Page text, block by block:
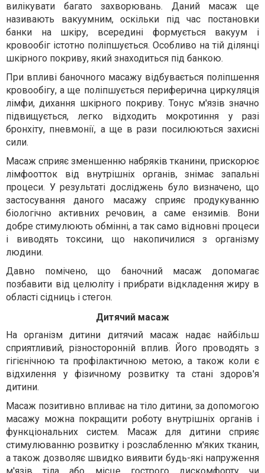
вилікувати багато захворювань. Даний масаж ще
називають вакуумним, оскільки під час постановки
банки на шкіру, всередині формується вакуум і
кровообіг істотно поліпшується. Особливо на тій ділянці
шкірного покриву, який знаходиться під банкою.
При впливі баночного масажу відбувається поліпшення
кровообігу, а ще поліпшується периферична циркуляція
лімфи, дихання шкірного покриву. Тонус м'язів значно
підвищується, легко відходить мокротиння у разі
бронхіту, пневмонії, а ще в рази посилюються захисні
сили.
Масаж сприяє зменшенню набряків тканини, прискорює
лімфоотток від внутрішніх органів, знімає запальні
процеси. У результаті досліджень було визначено, що
застосування даного масажу сприяє продукуванню
біологічно активних речовин, а саме ензимів. Вони
добре стимулюють обмінні, а так само відновні процеси
і виводять токсини, що накопичилися з організму
людини.
Давно помічено, що баночний масаж допомагає
позбавити від целюліту і прибрати відкладення жиру в
області сідниць і стегон.
Дитячий масаж
На організм дитини дитячий масаж надає найбільш
сприятливий, різносторонній вплив. Його проводять з
гігієнічною та профілактичною метою, а також коли є
відхилення у фізичному розвитку та стані здоров'я
дитини.
Масаж позитивно впливає на тіло дитини, за допомогою
масажу можна покращити роботу внутрішніх органів і
функціональних систем. Масаж для дитини сприяє
стимулюванню розвитку і розслабленню м'яких тканин,
а також дозволяє швидко виявити будь-які напруження